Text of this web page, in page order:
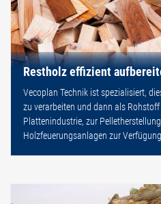
Restholz effizient
Vecoplan Technik ist spezialisiert,
zu verarbeiten und dann als
Plattenindustrie, zur
Holzfeuerungsanlagen zur